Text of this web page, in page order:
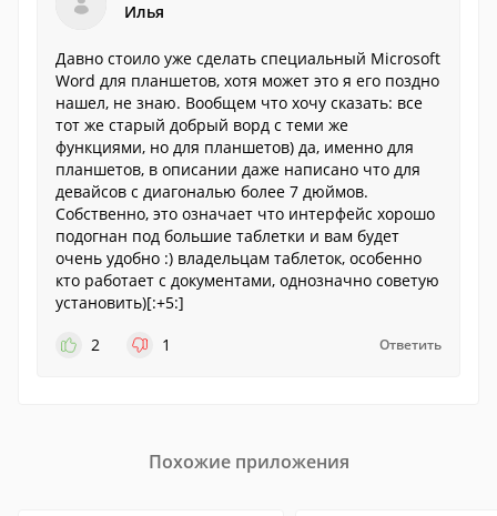
Илья
Давно стоило уже сделать специальный Microsoft
Word для планшетов, хотя может это я его поздно
нашел, не знаю. Вообщем что хочу сказать: все
тот же старый добрый ворд с теми же
функциями, но для планшетов) да, именно для
планшетов, в описании даже написано что для
девайсов с диагональю более 7 дюймов.
Собственно, это означает что интерфейс хорошо
подогнан под большие таблетки и вам будет
очень удобно :) владельцам таблеток, особенно
кто работает с документами, однозначно советую
установить)[:+5:]
2
1 Ответить
Похожие приложения